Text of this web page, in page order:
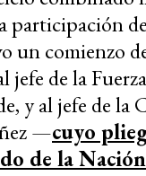
participación
un comienzo
jefe de la
y al jefe de
—cuyo
de la Nación